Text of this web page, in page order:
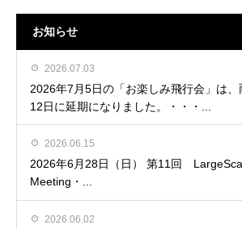
お知らせ
2026.07.03
2026年7月5日の「お楽しみ飛行会」は、
12日に延期になりました。・・・...
2026.06.15
2026年6月28日（日） 第11回
Meeting・...
2026.06.02